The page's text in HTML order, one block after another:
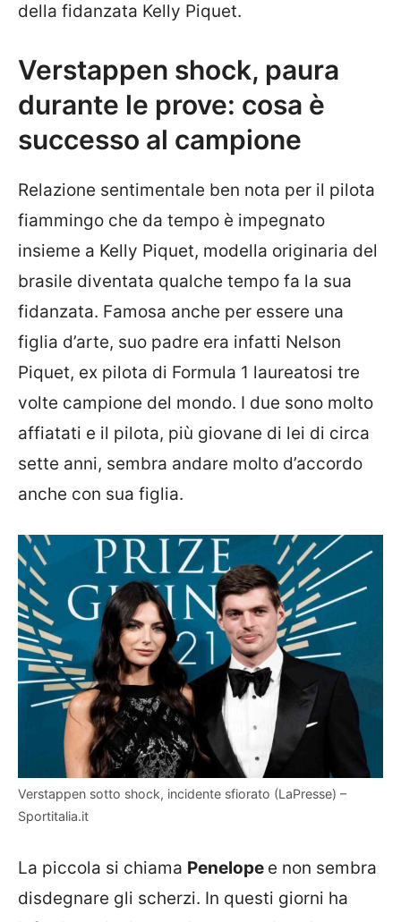
della fidanzata Kelly Piquet.
Verstappen shock, paura
durante le prove: cosa è
successo al campione
Relazione sentimentale ben nota per il pilota
fiammingo che da tempo è impegnato
insieme a Kelly Piquet, modella originaria del
brasile diventata qualche tempo fa la sua
fidanzata. Famosa anche per essere una
figlia d’arte, suo padre era infatti Nelson
Piquet, ex pilota di Formula 1 laureatosi tre
volte campione del mondo. I due sono molto
affiatati e il pilota, più giovane di lei di circa
sette anni, sembra andare molto d’accordo
anche con sua figlia.
Verstappen sotto shock, incidente sfiorato (LaPresse) –
Sportitalia.it
La piccola si chiama Penelope e non sembra
disdegnare gli scherzi. In questi giorni ha